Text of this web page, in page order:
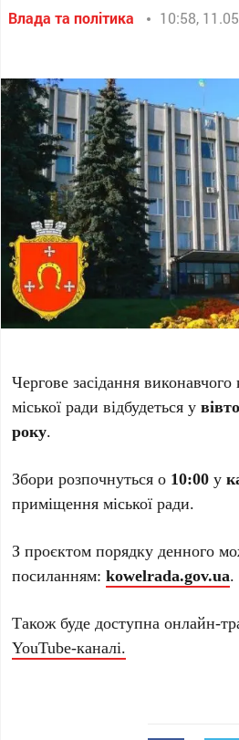
Влада та політика 10:58,
Чергове засідання виконавчого
міської ради відбудеться у
року.
Збори розпочнуться о 10:00 у
приміщення міської ради.
З проєктом порядку денного
посиланням:kowelrada.gov.ua.
Також буде доступна онлайн-
YouTube-каналі.